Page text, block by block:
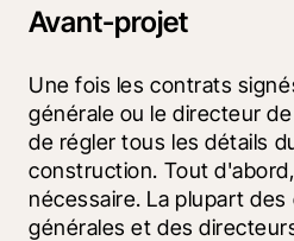
Avant-projet
Une fois les contrats
générale ou le directeur
de régler tous les détails
construction. Tout
nécessaire. La plupart
générales et des